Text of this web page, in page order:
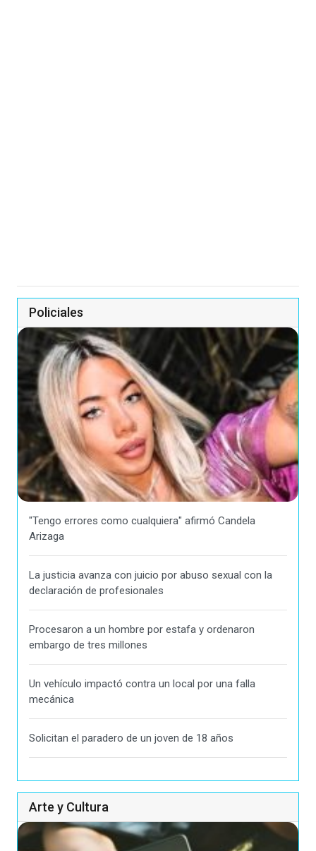
Policiales
"Tengo errores como cualquiera" afirmó Candela
Arizaga
La justicia avanza con juicio por abuso sexual con la
declaración de profesionales
Procesaron a un hombre por estafa y ordenaron
embargo de tres millones
Un vehículo impactó contra un local por una falla
mecánica
Solicitan el paradero de un joven de 18 años
Arte y Cultura